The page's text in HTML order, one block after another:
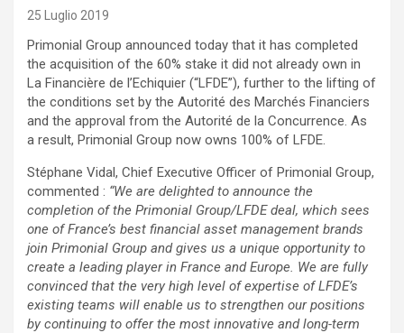
25 Luglio 2019
Primonial Group announced today that it has completed
the acquisition of the 60% stake it did not already own in
La Financière de l’Echiquier (“LFDE”), further to the lifting of
the conditions set by the Autorité des Marchés Financiers
and the approval from the Autorité de la Concurrence. As
a result, Primonial Group now owns 100% of LFDE.
Stéphane Vidal, Chief Executive Officer of Primonial Group,
commented : “We are delighted to announce the
completion of the Primonial Group/LFDE deal, which sees
one of France’s best financial asset management brands
join Primonial Group and gives us a unique opportunity to
create a leading player in France and Europe. We are fully
convinced that the very high level of expertise of LFDE’s
existing teams will enable us to strengthen our positions
by continuing to offer the most innovative and long-term